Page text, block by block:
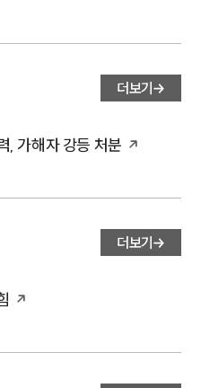
더보기
, 가해자 강등 처분
더보기